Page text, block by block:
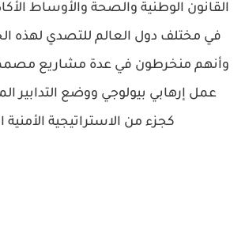
القانون الوطنية والصحة والأوساط
في مختلف دول العالم للتصدي لهذه
وأنهم منخرطون في عدة مشاريع
عمل إرهابي بيولوجي ووضع التدابير
كجزء من الاستراتيجية الأمنية